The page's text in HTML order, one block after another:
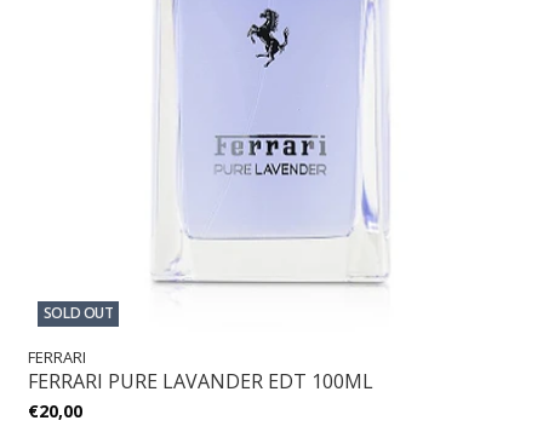
SOLD OUT
FERRARI
FERRARI PURE LAVANDER EDT 100ML
€20,00